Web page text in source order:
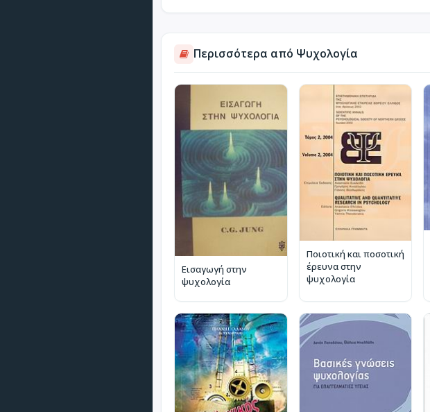
Περισσότερα από Ψυχολογία
Εισαγωγή στην
ψυχολογία
Ποιοτική και ποσοτική
έρευνα στην
ψυχολογία